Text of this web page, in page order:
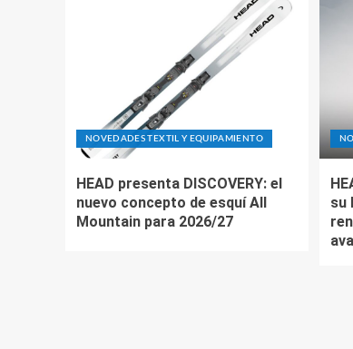
NOVEDADES TEXTIL Y EQUIPAMIENTO
HEAD presenta DISCOVERY: el
nuevo concepto de esquí All
Mountain para 2026/27
su